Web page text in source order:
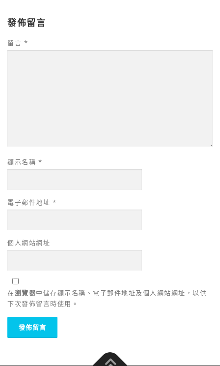
發佈留言
留言 *
顯示名稱 *
電子郵件地址 *
個人網站網址
在瀏覽器中儲存顯示名稱、電子郵件地址及個人網站網址，以供
下次發佈留言時使用。